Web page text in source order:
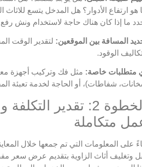
هو ارتفاع الأدوار؟ هل المدخل يتسع للاثاث
ما إذا كان هناك حاجة لاستخدام ونش رفع
المسافة بين الموقعين: لتقدير الوقت
الوقود.
متطلبات خاصة: مثل فك وتركيب أجهزة
شفاطات)، أو الحاجة لخدمة تعبئة
الخطوة 2: تقدير
متكاملة
على المعلومات التي تم جمعها خلال
وتغليف أثاث الزاوية بتقديم عرض سعر